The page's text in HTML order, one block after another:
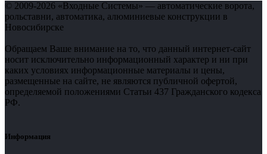
© 2009-2026 «Входные Системы» — автоматические ворота,
рольставни, автоматика, алюминиевые конструкции в
Новосибирске
Обращаем Ваше внимание на то, что данный интернет-сайт
носит исключительно информационный характер и ни при
каких условиях информационные материалы и цены,
размещенные на сайте, не являются публичной офертой,
определяемой положениями Статьи 437 Гражданского кодекса
РФ.
Информация